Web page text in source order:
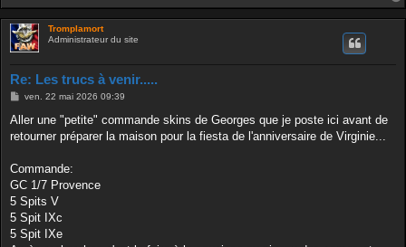
Tromplamort
Administrateur du site
Re: Les trucs à venir.....
M
s
a
ven. 22 mai 2026 09:39
Aller une "petite" commande skins de Georges que je poste ici avant de
retourner préparer la maison pour la fiesta de l'anniversaire de Virginie...
Commande:
GC 1/7 Provence
5 Spits V
5 Spit IXc
5 Spit IXe